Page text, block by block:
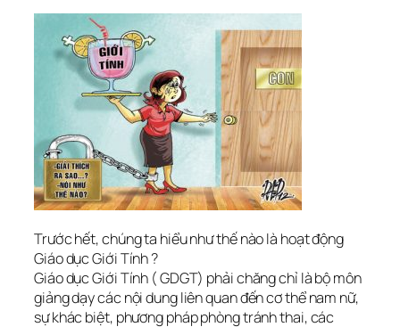
Trước hết, chúng ta hiểu như thế nào là hoạt động
Giáo dục Giới Tính ?
Giáo dục Giới Tính ( GDGT) phải chăng chỉ là bộ môn
giảng dạy các nội dung liên quan đến cơ thể nam nữ,
sự khác biệt, phương pháp phòng tránh thai, các